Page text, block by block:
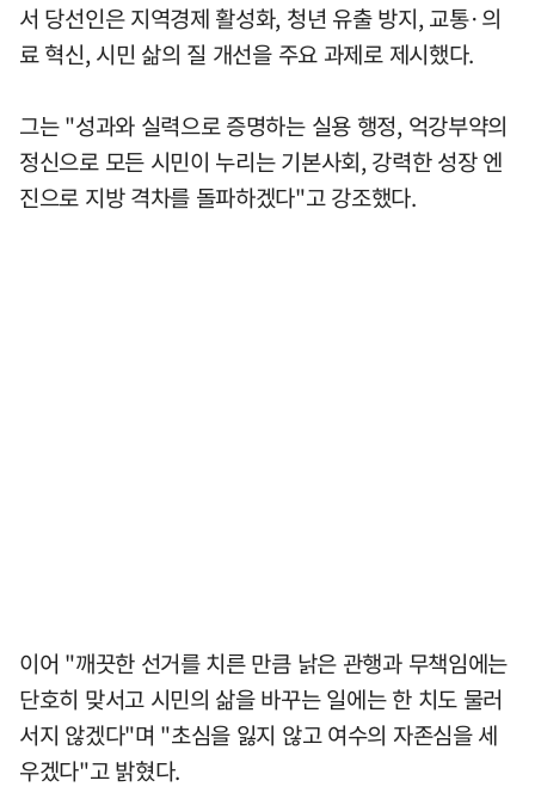
서 당선인은 지역경제 활성화, 청년 유출 방지, 교통·의
료 혁신, 시민 삶의 질 개선을 주요 과제로 제시했다.
그는 "성과와 실력으로 증명하는 실용 행정, 억강부약의
정신으로 모든 시민이 누리는 기본사회, 강력한 성장 엔
진으로 지방 격차를 돌파하겠다"고 강조했다.
이어 "깨끗한 선거를 치른 만큼 낡은 관행과 무책임에는
단호히 맞서고 시민의 삶을 바꾸는 일에는 한 치도 물러
서지 않겠다"며 "초심을 잃지 않고 여수의 자존심을 세
우겠다"고 밝혔다.